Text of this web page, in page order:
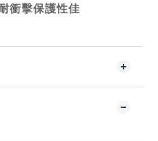
衝擊保護性佳